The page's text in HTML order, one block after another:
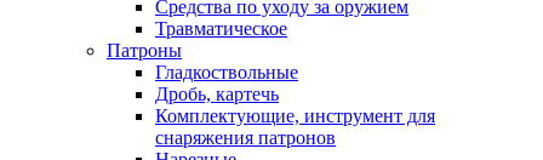
Средства по уходу за оружием
Травматическое
Патроны
Гладкоствольные
Дробь, картечь
Комплектующие, инструмент для
снаряжения патронов